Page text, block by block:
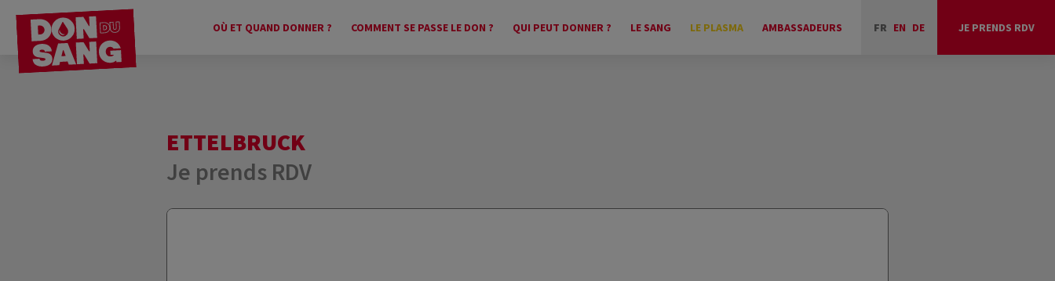
OÙ ET QUAND DONNER ? COMMENT SE PASSE LE DON ? QUI PEUT DONNER ? LE SANG LE PLASMA AMBASSADEURS FR EN DE JE PRENDS RDV
ETTELBRUCK
Je prends RDV